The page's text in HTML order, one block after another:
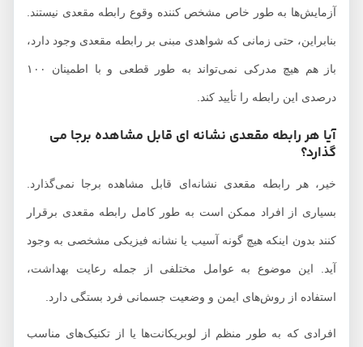
آزمایش‌ها به طور خاص مشخص کننده وقوع رابطه مقعدی نیستند.
بنابراین، حتی زمانی که شواهدی مبنی بر رابطه مقعدی وجود دارد،
باز هم هیچ مدرکی نمی‌تواند به طور قطعی و با اطمینان ۱۰۰
درصدی این رابطه را تأیید کند.
آیا هر رابطه مقعدی نشانه ای قابل مشاهده برجا می
گذارد؟
خیر، هر رابطه مقعدی نشانه‌ای قابل مشاهده برجا نمی‌گذارد.
بسیاری از افراد ممکن است به طور کامل رابطه مقعدی برقرار
کنند بدون اینکه هیچ گونه آسیب یا نشانه فیزیکی مشخصی به وجود
آید. این موضوع به عوامل مختلفی از جمله رعایت بهداشت،
استفاده از روش‌های ایمن و وضعیت جسمانی فرد بستگی دارد.
افرادی که به طور منظم از لوبریکانت‌ها یا از تکنیک‌های مناسب